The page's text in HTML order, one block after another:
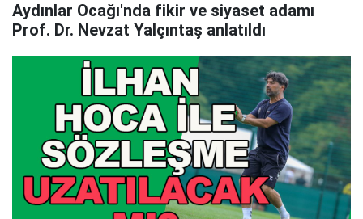
Aydınlar Ocağı'nda fikir ve siyaset adamı
Prof. Dr. Nevzat Yalçıntaş anlatıldı